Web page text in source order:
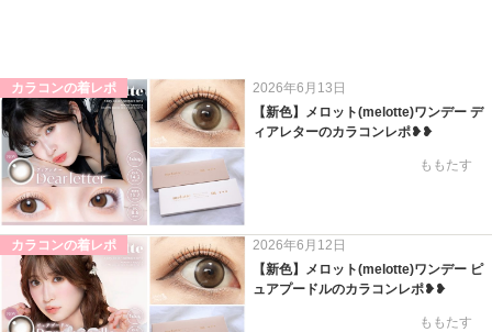
カラコンの着レポ
2026年6月13日
【新色】メロット(melotte)ワンデー デ
ィアレターのカラコンレポ❥❥
ももたす
カラコンの着レポ
2026年6月12日
【新色】メロット(melotte)ワンデー ピ
ュアプードルのカラコンレポ❥❥
ももたす